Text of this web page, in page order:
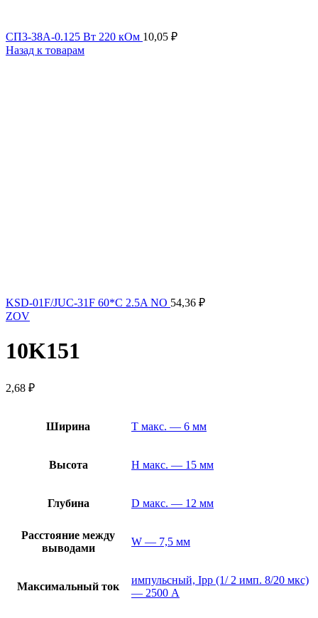
СП3-38А-0.125 Вт 220 кОм 10,05 ₽
Назад к товарам
KSD-01F/JUC-31F 60*C 2.5A NO 54,36 ₽
ZOV
10K151
2,68 ₽
Ширина T макс. — 6 мм
Высота H макс. — 15 мм
Глубина D макс. — 12 мм
Расстояние между
выводами
W — 7,5 мм
Максимальный ток
импульсный, Ipp (1/ 2 имп. 8/20 мкс)
— 2500 А